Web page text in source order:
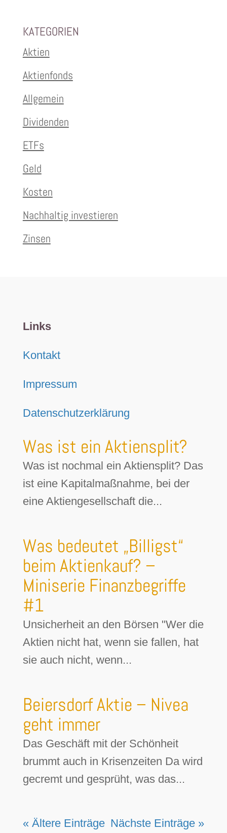
KATEGORIEN
Aktien
Aktienfonds
Allgemein
Dividenden
ETFs
Geld
Kosten
Nachhaltig investieren
Zinsen
Links
Kontakt
Impressum
Datenschutzerklärung
Was ist ein Aktiensplit?
Was ist nochmal ein Aktiensplit? Das
ist eine Kapitalmaßnahme, bei der
eine Aktiengesellschaft die...
Was bedeutet „Billigst“
beim Aktienkauf? –
Miniserie Finanzbegriffe
#1
Unsicherheit an den Börsen "Wer die
Aktien nicht hat, wenn sie fallen, hat
sie auch nicht, wenn...
Beiersdorf Aktie – Nivea
geht immer
Das Geschäft mit der Schönheit
brummt auch in Krisenzeiten Da wird
gecremt und gesprüht, was das...
« Ältere Einträge Nächste Einträge »